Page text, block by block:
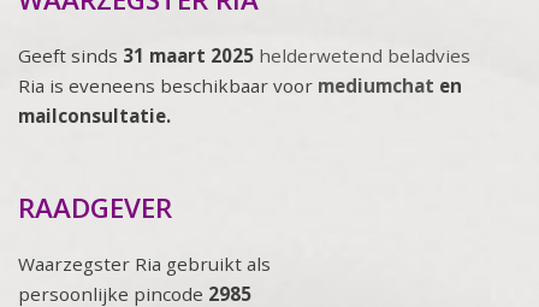
Geeft sinds 31 maart 2025 helderwetend beladvies
Ria is eveneens beschikbaar voor mediumchat en
mailconsultatie.
RAADGEVER
Waarzegster Ria gebruikt als
persoonlijke pincode 2985